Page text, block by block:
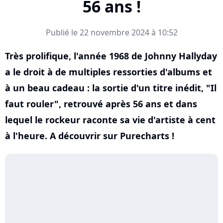
56 ans !
Publié le 22 novembre 2024 à 10:52
Très prolifique, l'année 1968 de Johnny Hallyday
a le droit à de multiples ressorties d'albums et
à un beau cadeau : la sortie d'un titre inédit, "Il
faut rouler", retrouvé après 56 ans et dans
lequel le rockeur raconte sa vie d'artiste à cent
à l'heure. A découvrir sur Purecharts !